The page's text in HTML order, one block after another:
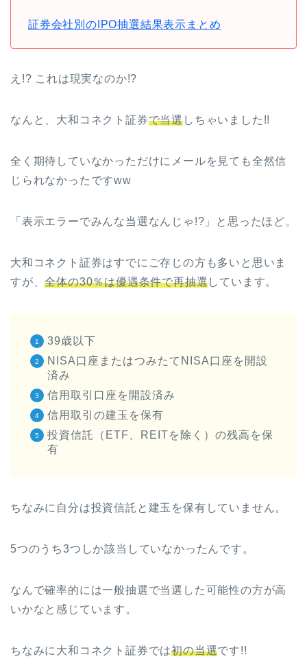
証券会社別のIPO抽選結果表示まとめ
え!? これは現実なのか!?
なんと、大和コネクト証券で当選しちゃいました!!
全く期待していなかっただけにメールを見ても全然信
じられなかったですww
「表示エラーでみんな当選なんじゃ!?」と思ったほど。
大和コネクト証券はすでにご存じの方も多いと思いま
すが、全体の30％は優遇条件で再抽選しています。
39歳以下
NISA口座またはつみたてNISA口座を開設
済み
信用取引口座を開設済み
信用取引の建玉を保有
投資信託（ETF、REITを除く）の残高を保
有
ちなみに自分は投資信託と建玉を保有していません。
5つのうち3つしか該当していなかったんです。
なんで確率的には一般抽選で当選した可能性の方が高
いかなと感じています。
ちなみに大和コネクト証券では初の当選です!!